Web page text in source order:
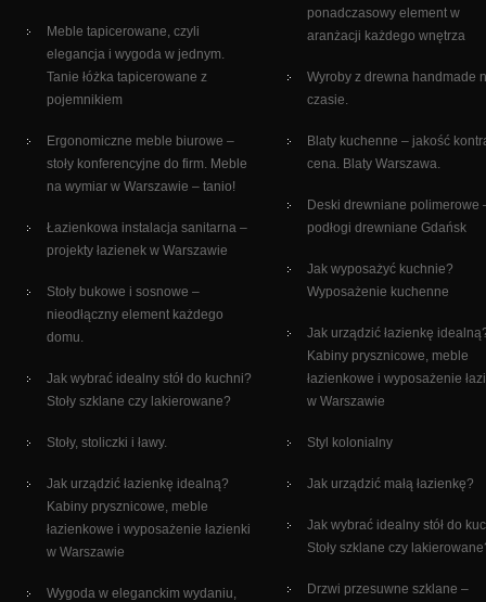
Meble tapicerowane, czyli
elegancja i wygoda w jednym.
Tanie łóżka tapicerowane z
pojemnikiem
Ergonomiczne meble biurowe –
stoły konferencyjne do firm. Meble
na wymiar w Warszawie – tanio!
Łazienkowa instalacja sanitarna –
projekty łazienek w Warszawie
Stoły bukowe i sosnowe –
nieodłączny element każdego
domu.
Jak wybrać idealny stół do kuchni?
Stoły szklane czy lakierowane?
Stoły, stoliczki i ławy.
Jak urządzić łazienkę idealną?
Kabiny prysznicowe, meble
łazienkowe i wyposażenie łazienki
w Warszawie
Wygoda w eleganckim wydaniu,
ponadczasowy element w
aranżacji każdego wnętrza
Wyroby z drewna handmade
czasie.
Blaty kuchenne – jakość
cena. Blaty Warszawa.
Deski drewniane polimerowe
podłogi drewniane Gdańsk
Jak wyposażyć kuchnie?
Wyposażenie kuchenne
Jak urządzić łazienkę
Kabiny prysznicowe, meble
łazienkowe i wyposażenie
w Warszawie
Styl kolonialny
Jak urządzić małą łazienkę?
Jak wybrać idealny stół do
Stoły szklane czy
Drzwi przesuwne szklane –